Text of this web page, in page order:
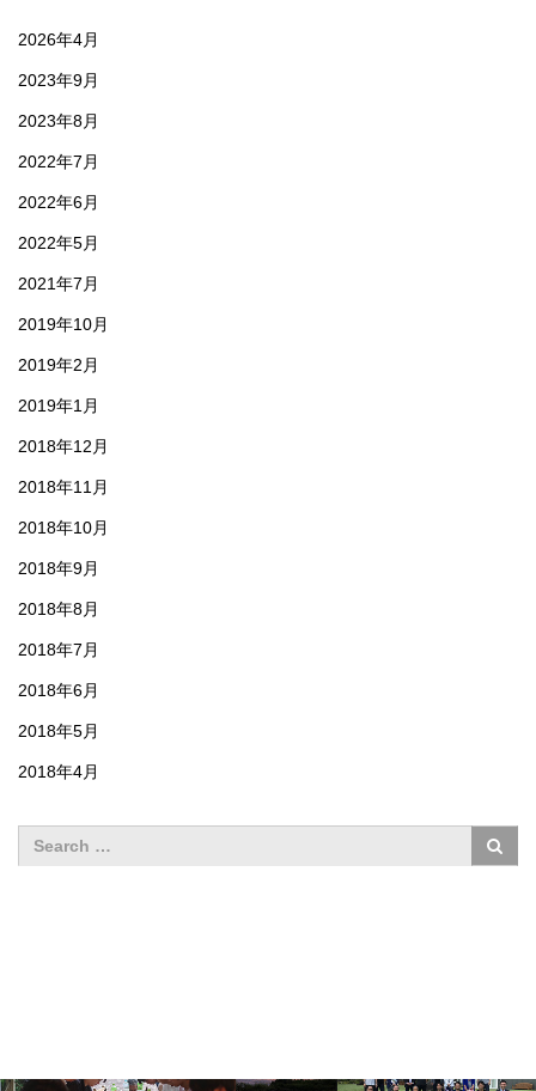
2026年4月
2023年9月
2023年8月
2022年7月
2022年6月
2022年5月
2021年7月
2019年10月
2019年2月
2019年1月
2018年12月
2018年11月
2018年10月
2018年9月
2018年8月
2018年7月
2018年6月
2018年5月
2018年4月